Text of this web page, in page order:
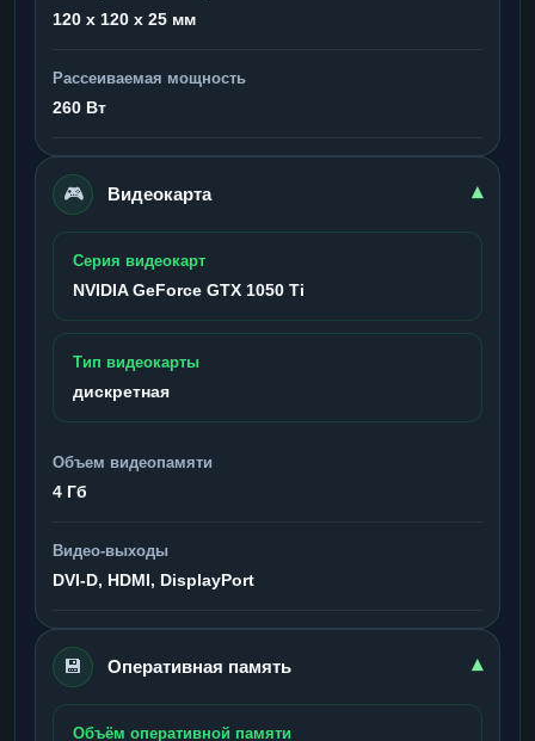
120 x 120 x 25 мм
Рассеиваемая мощность
260 Вт
🎮 Видеокарта ▾
Серия видеокарт
NVIDIA GeForce GTX 1050 Ti
Тип видеокарты
дискретная
Объем видеопамяти
4 Гб
Видео-выходы
DVI-D, HDMI, DisplayPort
💾 Оперативная память ▾
Объём оперативной памяти